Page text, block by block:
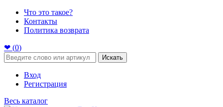
Что это такое?
Контакты
Политика возврата
❤ (0)
Искать
Вход
Регистрация
Весь каталог